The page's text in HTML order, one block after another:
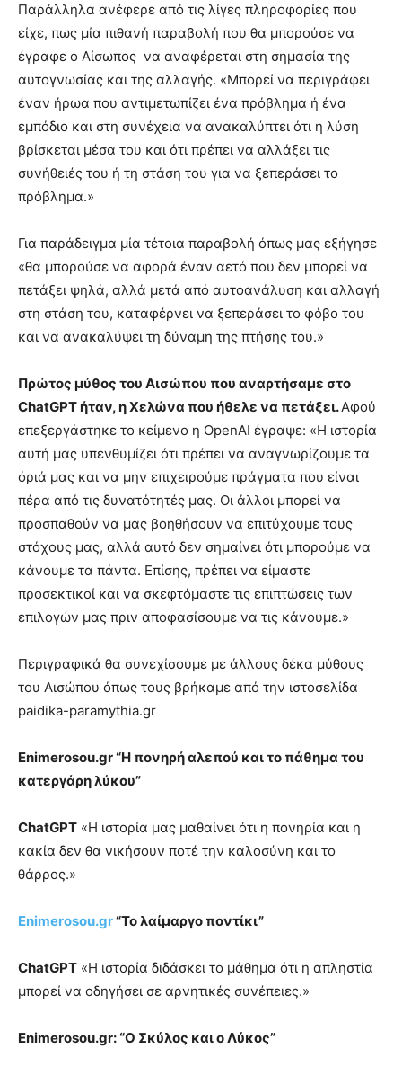
Παράλληλα ανέφερε από τις λίγες πληροφορίες που
είχε, πως μία πιθανή παραβολή που θα μπορούσε να
έγραφε ο Αίσωπος να αναφέρεται στη σημασία της
αυτογνωσίας και της αλλαγής. «Μπορεί να περιγράφει
έναν ήρωα που αντιμετωπίζει ένα πρόβλημα ή ένα
εμπόδιο και στη συνέχεια να ανακαλύπτει ότι η λύση
βρίσκεται μέσα του και ότι πρέπει να αλλάξει τις
συνήθειές του ή τη στάση του για να ξεπεράσει το
πρόβλημα.»
Για παράδειγμα μία τέτοια παραβολή όπως μας εξήγησε
«θα μπορούσε να αφορά έναν αετό που δεν μπορεί να
πετάξει ψηλά, αλλά μετά από αυτοανάλυση και αλλαγή
στη στάση του, καταφέρνει να ξεπεράσει το φόβο του
και να ανακαλύψει τη δύναμη της πτήσης του.»
Πρώτος μύθος του Αισώπου που αναρτήσαμε στο
ChatGPT ήταν, η Χελώνα που ήθελε να πετάξει.Αφού
επεξεργάστηκε το κείμενο η OpenAI έγραψε: «Η ιστορία
αυτή μας υπενθυμίζει ότι πρέπει να αναγνωρίζουμε τα
όριά μας και να μην επιχειρούμε πράγματα που είναι
πέρα από τις δυνατότητές μας. Οι άλλοι μπορεί να
προσπαθούν να μας βοηθήσουν να επιτύχουμε τους
στόχους μας, αλλά αυτό δεν σημαίνει ότι μπορούμε να
κάνουμε τα πάντα. Επίσης, πρέπει να είμαστε
προσεκτικοί και να σκεφτόμαστε τις επιπτώσεις των
επιλογών μας πριν αποφασίσουμε να τις κάνουμε.»
Περιγραφικά θα συνεχίσουμε με άλλους δέκα μύθους
του Αισώπου όπως τους βρήκαμε από την ιστοσελίδα
paidika-paramythia.gr
Enimerosou.gr “Η πονηρή αλεπού και το πάθημα του
κατεργάρη λύκου”
ChatGPT «Η ιστορία μας μαθαίνει ότι η πονηρία και η
κακία δεν θα νικήσουν ποτέ την καλοσύνη και το
θάρρος.»
Enimerosou.gr“Το λαίμαργο ποντίκι”
ChatGPT «Η ιστορία διδάσκει το μάθημα ότι η απληστία
μπορεί να οδηγήσει σε αρνητικές συνέπειες.»
Enimerosou.gr: “Ο Σκύλος και ο Λύκος”